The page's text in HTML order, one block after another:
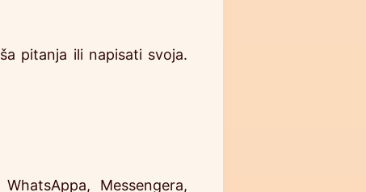
pitanja ili napisati svoja.
Messengera,